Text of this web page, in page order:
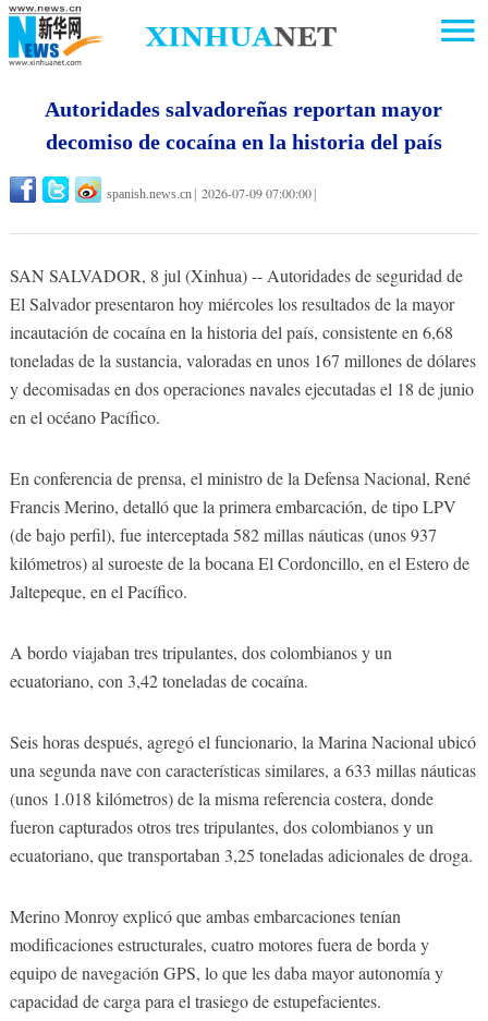
Autoridades salvadoreñas reportan mayor
decomiso de cocaína en la historia del país
spanish.news.cn 2026-07-09 07:00:00
SAN SALVADOR, 8 jul (Xinhua) -- Autoridades de seguridad de
El Salvador presentaron hoy miércoles los resultados de la mayor
incautación de cocaína en la historia del país, consistente en 6,68
toneladas de la sustancia, valoradas en unos 167 millones de dólares
y decomisadas en dos operaciones navales ejecutadas el 18 de junio
en el océano Pacífico.
En conferencia de prensa, el ministro de la Defensa Nacional, René
Francis Merino, detalló que la primera embarcación, de tipo LPV
(de bajo perfil), fue interceptada 582 millas náuticas (unos 937
kilómetros) al suroeste de la bocana El Cordoncillo, en el Estero de
Jaltepeque, en el Pacífico.
A bordo viajaban tres tripulantes, dos colombianos y un
ecuatoriano, con 3,42 toneladas de cocaína.
Seis horas después, agregó el funcionario, la Marina Nacional ubicó
una segunda nave con características similares, a 633 millas náuticas
(unos 1.018 kilómetros) de la misma referencia costera, donde
fueron capturados otros tres tripulantes, dos colombianos y un
ecuatoriano, que transportaban 3,25 toneladas adicionales de droga.
Merino Monroy explicó que ambas embarcaciones tenían
modificaciones estructurales, cuatro motores fuera de borda y
equipo de navegación GPS, lo que les daba mayor autonomía y
capacidad de carga para el trasiego de estupefacientes.